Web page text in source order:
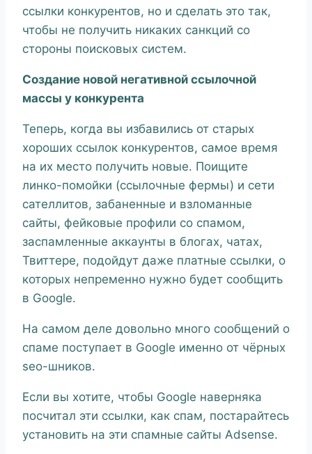
ссылки конкурентов, но и сделать это так,
чтобы не получить никаких санкций со
стороны поисковых систем.
Создание новой негативной ссылочной
массы у конкурента
Теперь, когда вы избавились от старых
хороших ссылок конкурентов, самое время
на их место получить новые. Поищите
линко-помойки (ссылочные фермы) и сети
сателлитов, забаненные и взломанные
сайты, фейковые профили со спамом,
заспамленные аккаунты в блогах, чатах,
Твиттере, подойдут даже платные ссылки, о
которых непременно нужно будет сообщить
в Google.
На самом деле довольно много сообщений о
спаме поступает в Google именно от чёрных
seo-шников.
Если вы хотите, чтобы Google наверняка
посчитал эти ссылки, как спам, постарайтесь
установить на эти спамные сайты Adsense.